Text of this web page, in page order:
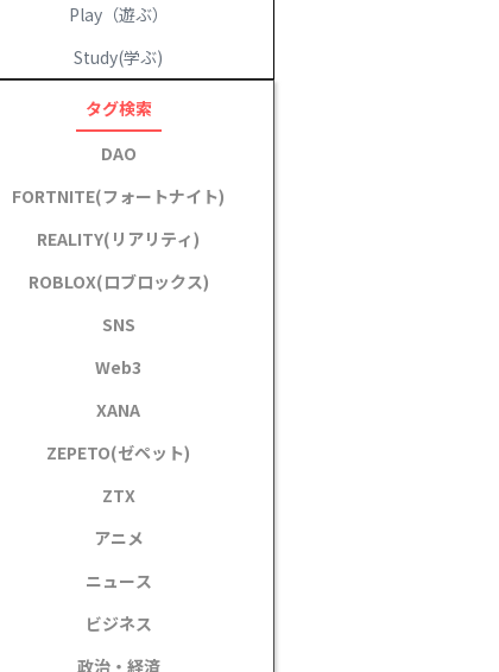
Play（遊ぶ）
Study(学ぶ)
DAO
FORTNITE(フォートナイト)
REALITY(リアリティ)
ROBLOX(ロブロックス)
SNS
Web3
XANA
ZEPETO(ゼペット)
ZTX
アニメ
ニュース
ビジネス
政治・経済
タグ検索